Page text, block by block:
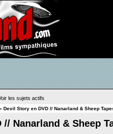
les sujets actifs
Devil Story en DVD // Nanarland & Sheep
// Nanarland & Sheep